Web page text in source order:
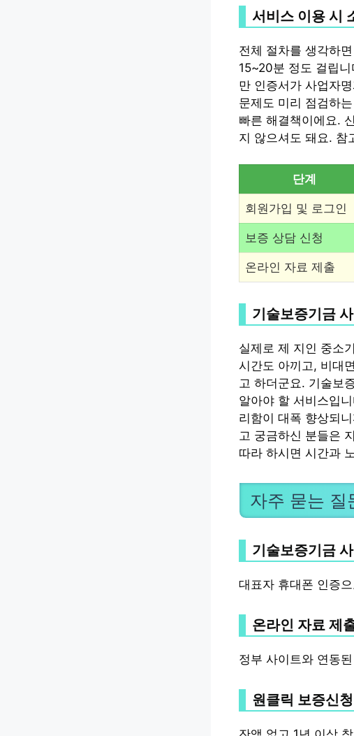
서비스 이용 시
전체 절차를 생각하
15~20분 정도 걸립
만 인증서가 사업자
문제도 미리 점검하
빠른 해결책이에요.
지 않으셔도 돼요. 참
단계
회원가입 및 로그인
보증 상담 신청
온라인 자료 제출
기술보증기금
실제로 제 지인 중소
시간도 아끼고, 비대
고 하더군요. 기술보
알아야 할 서비스입
리함이 대폭 향상되
고 궁금하신 분들은
따라 하시면 시간과
자주 묻는 질
기술보증기금
대표자 휴대폰 인증
온라인 자료 제
정부 사이트와 연동
원클릭 보증신